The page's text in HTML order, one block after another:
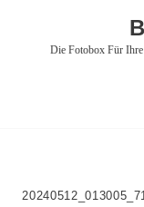
Die Fotobox Für